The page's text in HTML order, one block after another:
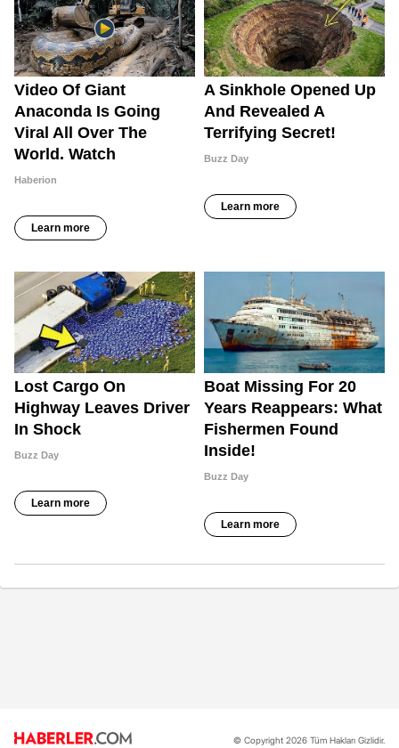
© Copyright 2026 Tüm Hakları Gizlidir.